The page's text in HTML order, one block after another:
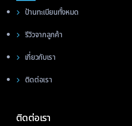
ป้านทะเบียนทั้งหมด
รีวิวจากลูกค้า
เกี่ยวกับเรา
ติดต่อเรา
ติดต่อเรา